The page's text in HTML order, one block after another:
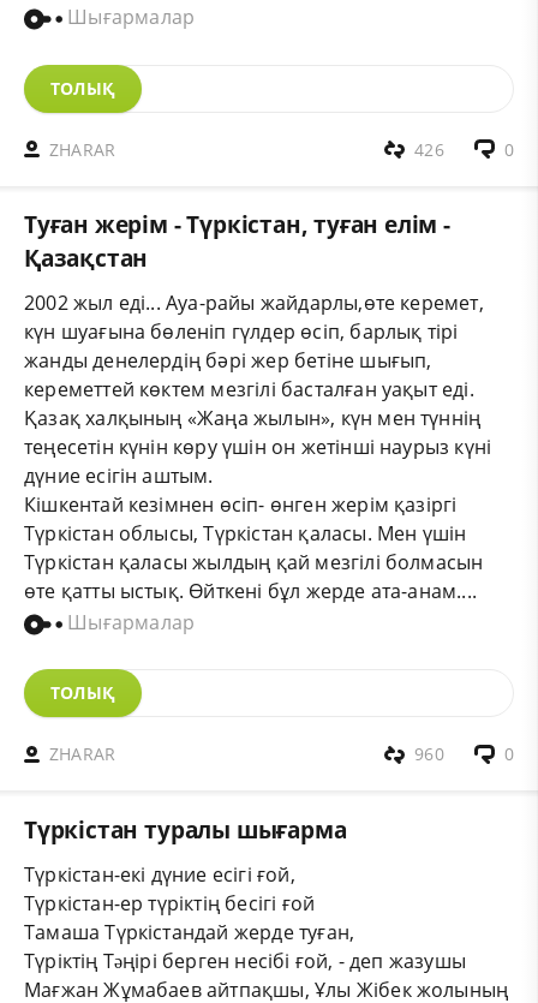
Шығармалар
ТОЛЫҚ
ZHARAR 0
426
Туған жерім - Түркістан, туған елім -
Қазақстан
2002 жыл еді... Ауа-райы жайдарлы,өте керемет,
күн шуағына бөленіп гүлдер өсіп, барлық тірі
жанды денелердің бәрі жер бетіне шығып,
кереметтей көктем мезгілі басталған уақыт еді.
Қазақ халқының «Жаңа жылын», күн мен түннің
теңесетін күнін көру үшін он жетінші наурыз күні
дүние есігін аштым.
Кішкентай кезімнен өсіп- өнген жерім қазіргі
Түркістан облысы, Түркістан қаласы. Мен үшін
Түркістан қаласы жылдың қай мезгілі болмасын
өте қатты ыстық. Өйткені бұл жерде ата-анам....
Шығармалар
ТОЛЫҚ
ZHARAR 0
960
Түркістан туралы шығарма
Түркістан-екі дүние есігі ғой,
Түркістан-ер түріктің бесігі ғой
Тамаша Түркістандай жерде туған,
Түріктің Тəңірі берген несібі ғой, - деп жазушы
Мағжан Жұмабаев айтпақшы, Ұлы Жібек жолының